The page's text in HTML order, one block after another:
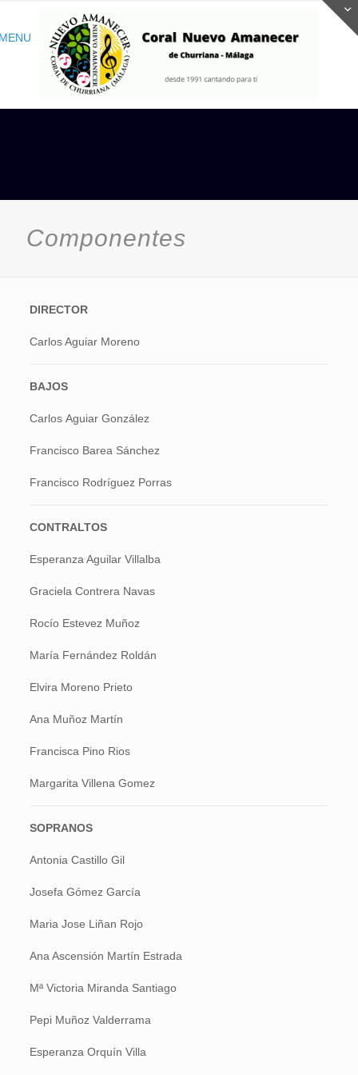
Componentes
DIRECTOR
Carlos Aguiar Moreno
BAJOS
Carlos Aguiar González
Francisco Barea Sánchez
Francisco Rodríguez Porras
CONTRALTOS
Esperanza Aguilar Villalba
Graciela Contrera Navas
Rocío Estevez Muñoz
María Fernández Roldán
Elvira Moreno Prieto
Ana Muñoz Martín
Francisca Pino Rios
Margarita Villena Gomez
SOPRANOS
Antonia Castillo Gil
Josefa Gómez García
Maria Jose Liñan Rojo
Ana Ascensión Martín Estrada
Mª Victoria Miranda Santiago
Pepi Muñoz Valderrama
Esperanza Orquín Villa